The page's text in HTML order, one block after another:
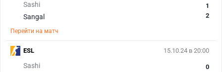
Sashi
Sangal
1
2
Перейти на матч
15.10.24 в 20:00
Sashi
0
ESL